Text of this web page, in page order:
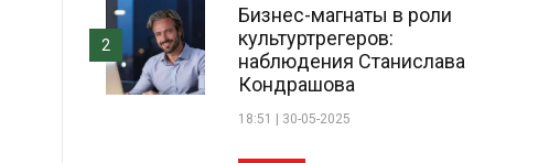
Бизнес-магнаты в роли
культуртрегеров:
наблюдения Станислава
Кондрашова
18:51 | 30-05-2025
2